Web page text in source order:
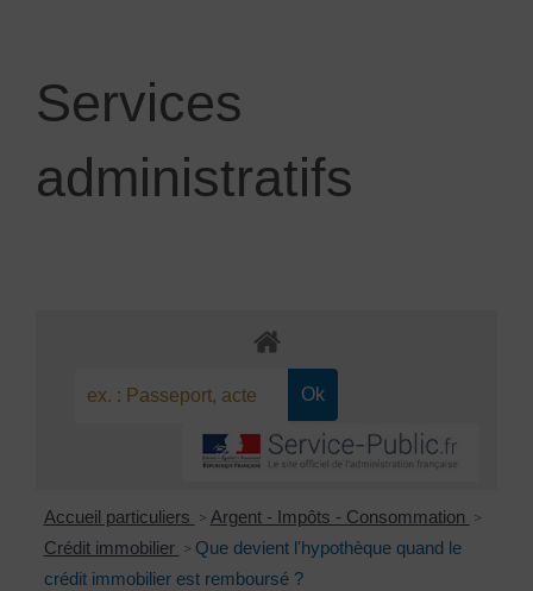
Services
administratifs
Accueil particuliers > Argent - Impôts - Consommation >
Crédit immobilier > Que devient l'hypothèque quand le
crédit immobilier est remboursé ?